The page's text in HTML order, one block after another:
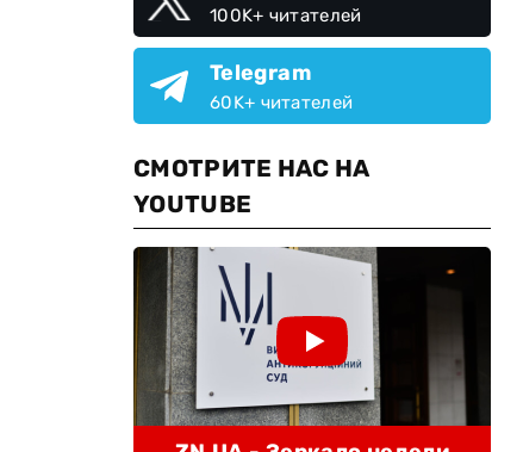
100K+ читателей
Telegram
60K+ читателей
СМОТРИТЕ НАС НА
YOUTUBE